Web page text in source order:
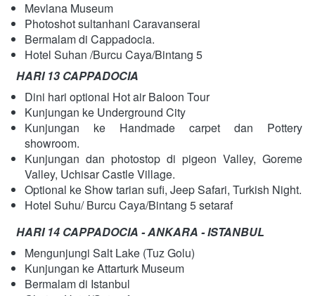
Mevlana Museum
Photoshot sultanhani Caravanserai
Bermalam di Cappadocia.
Hotel Suhan /Burcu Caya/Bintang 5
HARI 13 CAPPADOCIA
Dini hari optional Hot air Baloon Tour
Kunjungan ke Underground City
Kunjungan ke Handmade carpet dan Pottery
showroom.
Kunjungan dan photostop di pigeon Valley, Goreme
Valley, Uchisar Castle Village.
Optional ke Show tarian sufi, Jeep Safari, Turkish Night.
Hotel Suhu/ Burcu Caya/Bintang 5 setaraf
HARI 14 CAPPADOCIA - ANKARA - ISTANBUL
Mengunjungi Salt Lake (Tuz Golu)
Kunjungan ke Attarturk Museum
Bermalam di Istanbul